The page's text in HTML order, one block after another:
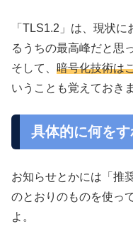
「TLS1.2」は、現状
るうちの最高峰だと思
そして、 暗号化技術は
いうことも覚えておき
具体的に何をす
お知らせとかには「推
のとおりのものを使っ
よ。